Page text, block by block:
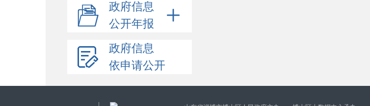
政府信息
公开年报
政府信息
依申请公开